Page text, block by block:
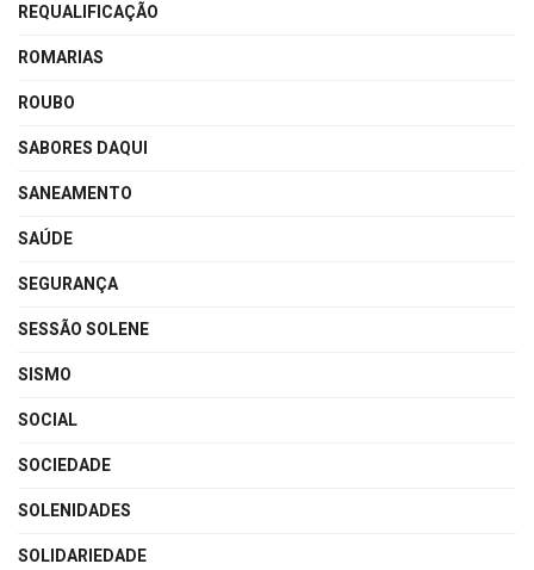
REQUALIFICAÇÃO
ROMARIAS
ROUBO
SABORES DAQUI
SANEAMENTO
SAÚDE
SEGURANÇA
SESSÃO SOLENE
SISMO
SOCIAL
SOCIEDADE
SOLENIDADES
SOLIDARIEDADE